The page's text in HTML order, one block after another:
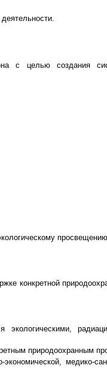
с целью создания
конкретной
природоохранным
медико-